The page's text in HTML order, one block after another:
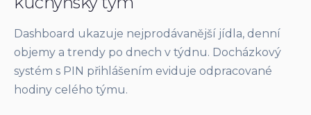
Dashboard ukazuje nejprodávanější jídla, denní
objemy a trendy po dnech v týdnu. Docházkový
systém s PIN přihlášením eviduje odpracované
hodiny celého týmu.